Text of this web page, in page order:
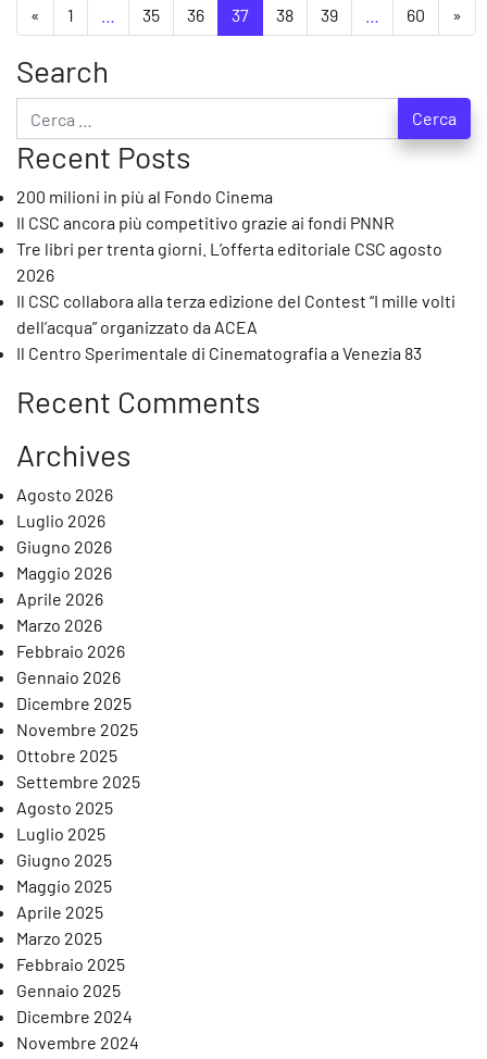
Navigazione degli articoli
« 1 35 36 37 38 39 60 »
Search
Ricerca per:
Recent Posts
200 milioni in più al Fondo Cinema
Il CSC ancora più competitivo grazie ai fondi PNNR
Tre libri per trenta giorni. L’offerta editoriale CSC agosto
2026
Il CSC collabora alla terza edizione del Contest “I mille volti
dell’acqua” organizzato da ACEA
Il Centro Sperimentale di Cinematografia a Venezia 83
Recent Comments
Archives
Agosto 2026
Luglio 2026
Giugno 2026
Maggio 2026
Aprile 2026
Marzo 2026
Febbraio 2026
Gennaio 2026
Dicembre 2025
Novembre 2025
Ottobre 2025
Settembre 2025
Agosto 2025
Luglio 2025
Giugno 2025
Maggio 2025
Aprile 2025
Marzo 2025
Febbraio 2025
Gennaio 2025
Dicembre 2024
Novembre 2024